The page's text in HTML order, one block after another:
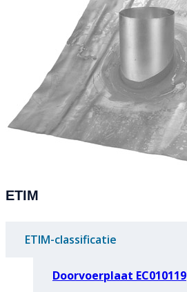
ETIM
ETIM-classificatie
Doorvoerplaat EC010119